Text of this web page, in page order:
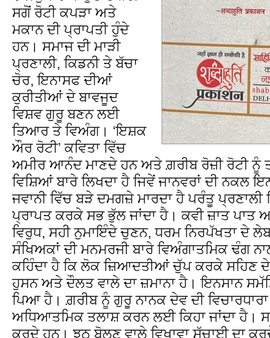
ਸਗੋਂ ਰੋਟੀ ਕਪੜਾ ਅਤੇ
ਮਕਾਨ ਦੀ ਪ੍ਰਾਪਤੀ ਹੁੰਦੇ
ਹਨ। ਸਮਾਜ ਦੀ ਮਾੜੀ
ਪ੍ਰਣਾਲੀ, ਕਿਡਨੀ ਤੇ ਬੱਚਾ
ਚੋਰ, ਇਨਾਸਫ ਦੀਆਂ
ਕੁਰੀਤੀਆਂ ਦੇ ਬਾਵਜੂਦ
ਵਿਸ਼ਵ ਗੁਰੂ ਬਣਨ ਲਈ
ਤਿਆਰ ਤੇ ਵਿਅੰਗ। ‘ਇਸ਼ਕ
ਔਰ ਰੋਟੀ’ ਕਵਿਤਾ ਵਿੱਚ
ਅਮੀਰ ਆਨੰਦ ਮਾਣਦੇ ਹਨ ਅਤੇ ਗ਼ਰੀਬ ਰੋਜ਼ੀ ਰੋਟੀ ਨੂੰ
ਵਿਸ਼ਿਆਂ ਬਾਰੇ ਲਿਖਦਾ ਹੈ ਜਿਵੇਂ ਜਾਨਵਰਾਂ ਦੀ ਨਕਲ
ਜਵਾਨੀ ਵਿੱਚ ਬੜੇ ਦਮਗਜ਼ੇ ਮਾਰਦਾ ਹੈ ਪਰੰਤੂ
ਪ੍ਰਾਪਤ ਕਰਕੇ ਸਭ ਭੁੱਲ ਜਾਂਦਾ ਹੈ। ਕਵੀ ਜ਼ਾਤ ਪਾਤ
ਵਿਰੁਧ, ਸਹੀ ਨੁਮਾਇੰਦੇ ਚੁਣਨ, ਧਰਮ ਨਿਰਪੱਖਤਾ ਦੇ
ਸੰਖਿਅਕਾਂ ਦੀ ਮਨਮਰਜੀ ਬਾਰੇ ਵਿਅੰਗਾਤਮਿਕ ਢੰਗ
ਕਹਿੰਦਾ ਹੈ ਕਿ ਲੋਕ ਜ਼ਿਆਦਤੀਆਂ ਚੁੱਪ ਕਰਕੇ ਸਹਿਣ
ਹੁਸਨ ਅਤੇ ਦੌਲਤ ਵਾਲੇ ਦਾ ਜ਼ਮਾਨਾ ਹੈ। ਇਨਸਾਨ
ਪਿਆ ਹੈ। ਗ਼ਰੀਬ ਨੂੰ ਗੁਰੂ ਨਾਨਕ ਦੇਵ ਦੀ
ਅਧਿਆਤਮਿਕ ਤਲਾਸ਼ ਕਰਨ ਲਈ ਕਿਹਾ ਜਾਂਦਾ ਹੈ।
ਕਰਦੇ ਹਨ। ਝੂਠ ਬੋਲਣ ਵਾਲੇ ਵਿਖਾਵਾ ਸੱਚਾਈ ਦਾ